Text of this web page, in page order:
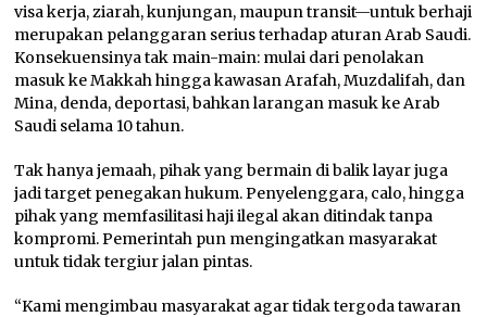
visa kerja, ziarah, kunjungan, maupun transit—untuk berhaji
merupakan pelanggaran serius terhadap aturan Arab Saudi.
Konsekuensinya tak main-main: mulai dari penolakan
masuk ke Makkah hingga kawasan Arafah, Muzdalifah, dan
Mina, denda, deportasi, bahkan larangan masuk ke Arab
Saudi selama 10 tahun.
Tak hanya jemaah, pihak yang bermain di balik layar juga
jadi target penegakan hukum. Penyelenggara, calo, hingga
pihak yang memfasilitasi haji ilegal akan ditindak tanpa
kompromi. Pemerintah pun mengingatkan masyarakat
untuk tidak tergiur jalan pintas.
“Kami mengimbau masyarakat agar tidak tergoda tawaran